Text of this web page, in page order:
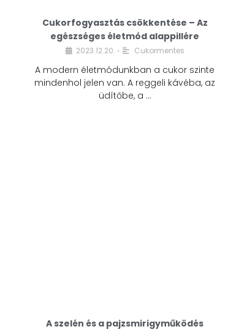
Cukorfogyasztás csökkentése – Az
egészséges életmód alappillére
2023.12.20. • Cukormentes
A modern életmódunkban a cukor szinte
mindenhol jelen van. A reggeli kávéba, az
üdítőbe, a …
A szelén és a pajzsmirigyműködés
Cukorfogyasztás
egészséges életmód
alappillére